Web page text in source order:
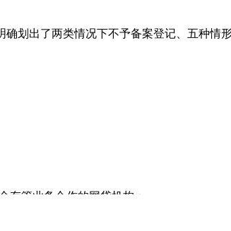
划出了两类情况下不予备案登记、五种情
存管业务合作的网贷机构；
贸金公众号